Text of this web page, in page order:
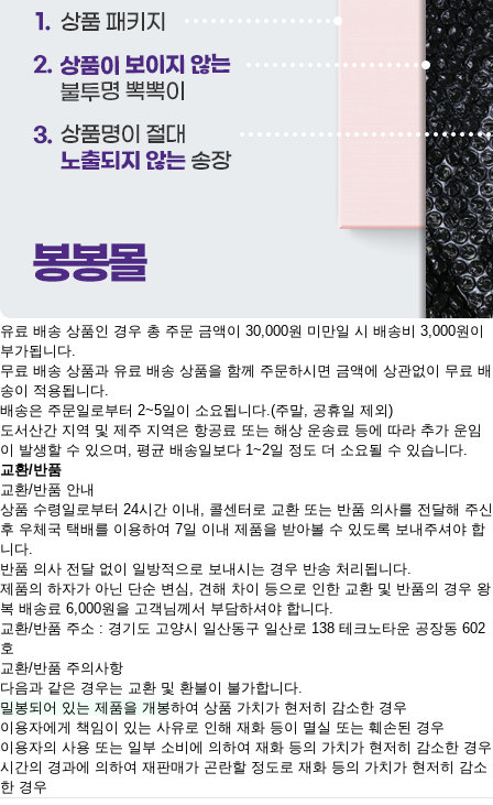
유료 배송 상품인 경우 총 주문 금액이 30,000원 미만일 시 배송비 3,000원이
부가됩니다.
무료 배송 상품과 유료 배송 상품을 함께 주문하시면 금액에 상관없이 무료 배
송이 적용됩니다.
배송은 주문일로부터 2~5일이 소요됩니다.(주말, 공휴일 제외)
도서산간 지역 및 제주 지역은 항공료 또는 해상 운송료 등에 따라 추가 운임
이 발생할 수 있으며, 평균 배송일보다 1~2일 정도 더 소요될 수 있습니다.
교환/반품
교환/반품 안내
상품 수령일로부터 24시간 이내, 콜센터로 교환 또는 반품 의사를 전달해 주신
후 우체국 택배를 이용하여 7일 이내 제품을 받아볼 수 있도록 보내주셔야 합
니다.
반품 의사 전달 없이 일방적으로 보내시는 경우 반송 처리됩니다.
제품의 하자가 아닌 단순 변심, 견해 차이 등으로 인한 교환 및 반품의 경우 왕
복 배송료 6,000원을 고객님께서 부담하셔야 합니다.
교환/반품 주소 : 경기도 고양시 일산동구 일산로 138 테크노타운 공장동 602
호
교환/반품 주의사항
다음과 같은 경우는 교환 및 환불이 불가합니다.
밀봉되어 있는 제품을 개봉하여 상품 가치가 현저히 감소한 경우
이용자에게 책임이 있는 사유로 인해 재화 등이 멸실 또는 훼손된 경우
이용자의 사용 또는 일부 소비에 의하여 재화 등의 가치가 현저히 감소한 경우
시간의 경과에 의하여 재판매가 곤란할 정도로 재화 등의 가치가 현저히 감소
한 경우